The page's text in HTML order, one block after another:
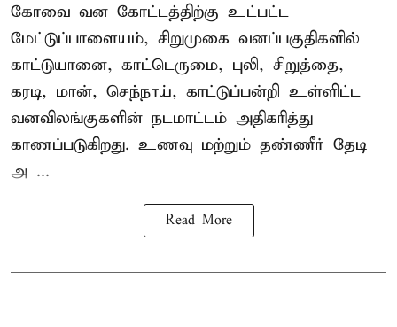
கோவை வன கோட்டத்திற்கு உட்பட்ட
மேட்டுப்பாளையம், சிறுமுகை வனப்பகுதிகளில்
காட்டுயானை, காட்டெருமை, புலி, சிறுத்தை,
கரடி, மான், செந்நாய், காட்டுப்பன்றி உள்ளிட்ட
வனவிலங்குகளின் நடமாட்டம் அதிகரித்து
காணப்படுகிறது. உணவு மற்றும் தண்ணீர் தேடி
அ ...
Read More